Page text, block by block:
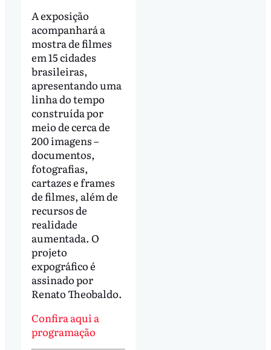
A exposição
acompanhará a
mostra de filmes
em 15 cidades
brasileiras,
apresentando uma
linha do tempo
construída por
meio de cerca de
200 imagens –
documentos,
fotografias,
cartazes e frames
de filmes, além de
recursos de
realidade
aumentada. O
projeto
expográfico é
assinado por
Renato Theobaldo.
Confira aqui a
programação